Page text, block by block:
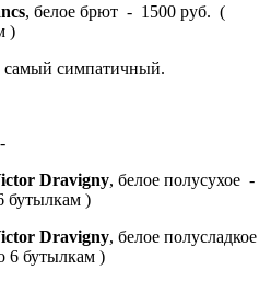
, белое брют - 1500 руб. (
)
самый симпатичный.
Dravigny, белое полусухое -
бутылкам )
Dravigny, белое полусладкое
6 бутылкам )